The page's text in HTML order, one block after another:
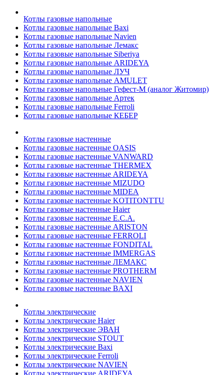
Котлы газовые напольные
Котлы газовые напольные Baxi
Котлы газовые напольные Navien
Котлы газовые напольные Лемакс
Котлы газовые напольные Siberiya
Котлы газовые напольные ARIDEYA
Котлы газовые напольные ЛУЧ
Котлы газовые напольные AMULET
Котлы газовые напольные Гефест-М (аналог Житомир)
Котлы газовые напольные Артек
Котлы газовые напольные Ferroli
Котлы газовые напольные КЕБЕР
Котлы газовые настенные
Котлы газовые настенные OASIS
Котлы газовые настенные VANWARD
Котлы газовые настенные THERMEX
Котлы газовые настенные ARIDEYA
Котлы газовые настенные MIZUDO
Котлы газовые настенные MIDEA
Котлы газовые настенные KOTITONTTU
Котлы газовые настенные Haier
Котлы газовые настенные E.C.A.
Котлы газовые настенные ARISTON
Котлы газовые настенные FERROLI
Котлы газовые настенные FONDITAL
Котлы газовые настенные IMMERGAS
Котлы газовые настенные ЛЕМАКС
Котлы газовые настенные PROTHERM
Котлы газовые настенные NAVIEN
Котлы газовые настенные BAXI
Котлы электрические
Котлы электрические Haier
Котлы электрические ЭВАН
Котлы электрические STOUT
Котлы электрические Baxi
Котлы электрические Ferroli
Котлы электрические NAVIEN
Котлы электрические ARIDEYA